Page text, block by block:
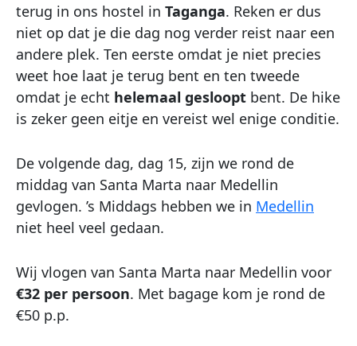
terug in ons hostel in Taganga. Reken er dus
niet op dat je die dag nog verder reist naar een
andere plek. Ten eerste omdat je niet precies
weet hoe laat je terug bent en ten tweede
omdat je echt helemaal gesloopt bent. De hike
is zeker geen eitje en vereist wel enige conditie.
De volgende dag, dag 15, zijn we rond de
middag van Santa Marta naar Medellin
gevlogen. ’s Middags hebben we in Medellin
niet heel veel gedaan.
Wij vlogen van Santa Marta naar Medellin voor
€32 per persoon. Met bagage kom je rond de
€50 p.p.